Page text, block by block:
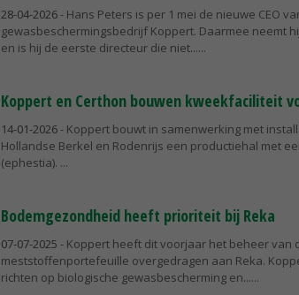
28-04-2026- Hans Peters is per 1 mei de nieuwe CEO
gewasbeschermingsbedrijf Koppert. Daarmee neemt
en is hij de eerste directeur die niet...
Koppert en Certhon bouwen kweekfaciliteit
14-01-2026- Koppert bouwt in samenwerking met
Hollandse Berkel en Rodenrijs een productiehal met
(ephestia).
Bodemgezondheid heeft prioriteit bij Reka
07-07-2025 - Koppert heeft dit voorjaar het beheer van
meststoffenportefeuille overgedragen aan Reka.
richten op biologische gewasbescherming en...